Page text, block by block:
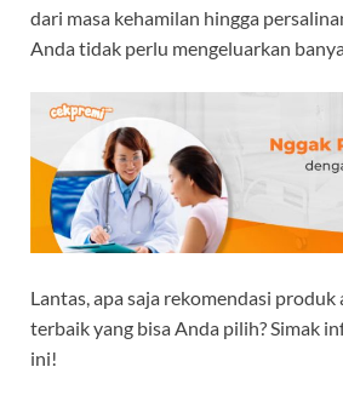
dari masa kehamilan hingga
Anda tidak perlu mengeluarkan
Lantas, apa saja rekomendasi
terbaik yang bisa Anda pilih? Simak
ini!